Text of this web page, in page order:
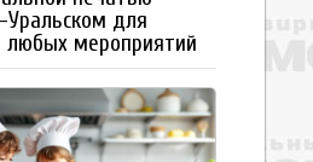
Уральском для
любых мероприятий